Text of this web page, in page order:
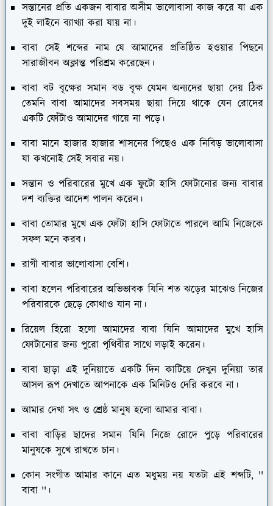
সন্তানের প্রতি একজন বাবার অসীম ভালোবাসা কাজ করে যা এক
দুই লাইনে ব্যাখ্যা করা যায় না।
বাবা সেই শব্দের নাম যে আমাদের প্রতিষ্ঠিত হওয়ার পিছনে
সারাজীবন অক্লান্ত পরিশ্রম করেছেন।
বাবা বট বৃক্ষের সমান বড বৃক্ষ যেমন অন্যদের ছায়া দেয় ঠিক
তেমনি বাবা আমাদের সবসময় ছায়া দিয়ে থাকে যেন রোদের
একটি ফোঁটাও আমাদের গায়ে না পড়ে।
বাবা মানে হাজার হাজার শাসনের পিছেও এক নিবিড় ভালোবাসা
যা কখনোই সেই সবার নয়।
সন্তান ও পরিবারের মুখে এক ফুটো হাসি ফোটানোর জন্য বাবার
দশ ব্যক্তির আদেশ পালন করেন।
বাবা তোমার মুখে এক ফোঁটা হাসি ফোটাতে পারলে আমি নিজেকে
সফল মনে করব।
রাগী বাবার ভালোবাসা বেশি।
বাবা হলেন পরিবারের অভিভাবক যিনি শত ঝড়ের মাঝেও নিজের
পরিবারকে ছেড়ে কোথাও যান না।
রিয়েল হিরো হলো আমাদের বাবা যিনি আমাদের মুখে হাসি
ফোটানোর জন্য পুরো পৃথিবীর সাথে লড়াই করেন।
বাবা ছাড়া এই দুনিয়াতে একটি দিন কাটিয়ে দেখুন দুনিয়া তার
আসল রূপ দেখাতে আপনাকে এক মিনিটও দেরি করবে না।
আমার দেখা সৎ ও শ্রেষ্ঠ মানুষ হলো আমার বাবা।
বাবা বাড়ির ছাদের সমান যিনি নিজে রোদে পুড়ে পরিবারের
মানুষকে সুখে রাখতে চান।
কোন সংগীত আমার কানে এত মধুময় নয় যতটা এই শব্দটি, ''
বাবা ''।